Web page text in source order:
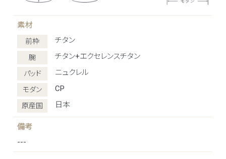
素材
前枠 チタン
腕 チタン+エクセレンスチタン
パッド ニュクレル
モダン CP
原産国 日本
備考
---